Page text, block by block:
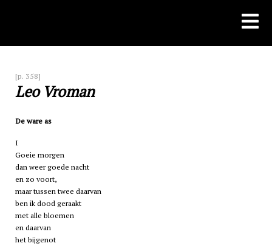
[p. 358]
Leo Vroman
De ware as
I
Goeie morgen
dan weer goede nacht
en zo voort,
maar tussen twee daarvan
ben ik dood geraakt
met alle bloemen
en daarvan
het bijgenot